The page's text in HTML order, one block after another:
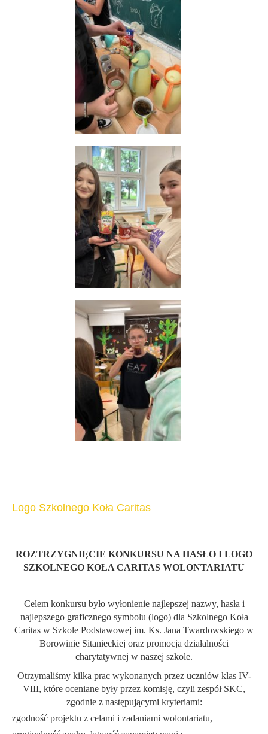
Logo Szkolnego Koła Caritas
ROZTRZYGNIĘCIE KONKURSU NA HASŁO I LOGO
SZKOLNEGO KOŁA CARITAS WOLONTARIATU
Celem konkursu było wyłonienie najlepszej nazwy, hasła i
najlepszego graficznego symbolu (logo) dla Szkolnego Koła
Caritas w Szkole Podstawowej im. Ks. Jana Twardowskiego w
Borowinie Sitanieckiej oraz promocja działalności
charytatywnej w naszej szkole.
Otrzymaliśmy kilka prac wykonanych przez uczniów klas IV-
VIII, które oceniane były przez komisję, czyli zespół SKC,
zgodnie z następującymi kryteriami:
zgodność projektu z celami i zadaniami wolontariatu,